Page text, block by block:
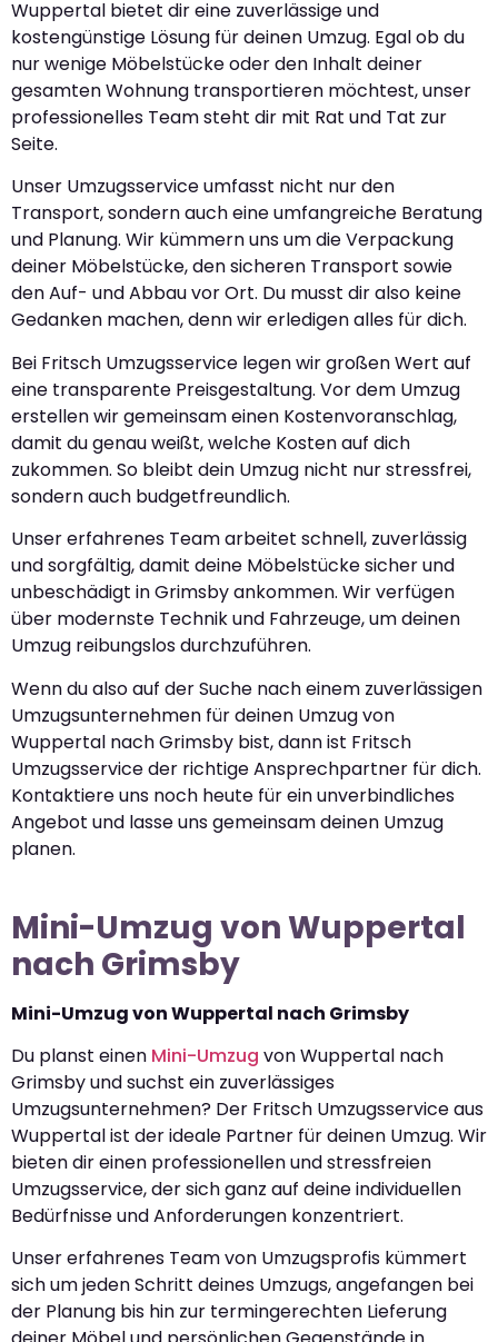
Wuppertal bietet dir eine zuverlässige und
kostengünstige Lösung für deinen Umzug. Egal ob du
nur wenige Möbelstücke oder den Inhalt deiner
gesamten Wohnung transportieren möchtest, unser
professionelles Team steht dir mit Rat und Tat zur
Seite.
Unser Umzugsservice umfasst nicht nur den
Transport, sondern auch eine umfangreiche Beratung
und Planung. Wir kümmern uns um die Verpackung
deiner Möbelstücke, den sicheren Transport sowie
den Auf- und Abbau vor Ort. Du musst dir also keine
Gedanken machen, denn wir erledigen alles für dich.
Bei Fritsch Umzugsservice legen wir großen Wert auf
eine transparente Preisgestaltung. Vor dem Umzug
erstellen wir gemeinsam einen Kostenvoranschlag,
damit du genau weißt, welche Kosten auf dich
zukommen. So bleibt dein Umzug nicht nur stressfrei,
sondern auch budgetfreundlich.
Unser erfahrenes Team arbeitet schnell, zuverlässig
und sorgfältig, damit deine Möbelstücke sicher und
unbeschädigt in Grimsby ankommen. Wir verfügen
über modernste Technik und Fahrzeuge, um deinen
Umzug reibungslos durchzuführen.
Wenn du also auf der Suche nach einem zuverlässigen
Umzugsunternehmen für deinen Umzug von
Wuppertal nach Grimsby bist, dann ist Fritsch
Umzugsservice der richtige Ansprechpartner für dich.
Kontaktiere uns noch heute für ein unverbindliches
Angebot und lasse uns gemeinsam deinen Umzug
planen.
Mini-Umzug von Wuppertal
nach Grimsby
Mini-Umzug von Wuppertal nach Grimsby
Du planst einen Mini-Umzug von Wuppertal nach
Grimsby und suchst ein zuverlässiges
Umzugsunternehmen? Der Fritsch Umzugsservice aus
Wuppertal ist der ideale Partner für deinen Umzug. Wir
bieten dir einen professionellen und stressfreien
Umzugsservice, der sich ganz auf deine individuellen
Bedürfnisse und Anforderungen konzentriert.
Unser erfahrenes Team von Umzugsprofis kümmert
sich um jeden Schritt deines Umzugs, angefangen bei
der Planung bis hin zur termingerechten Lieferung